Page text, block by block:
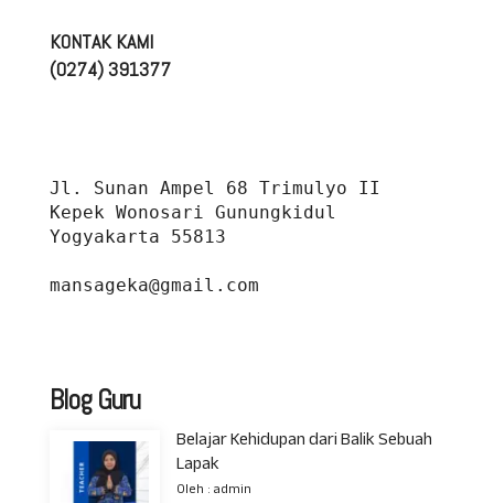
KONTAK KAMI
(0274) 391377
Jl. Sunan Ampel 68 Trimulyo II
Kepek Wonosari Gunungkidul
Yogyakarta 55813
mansageka@gmail.com
Blog Guru
Belajar Kehidupan dari Balik Sebuah
Lapak
Oleh : admin